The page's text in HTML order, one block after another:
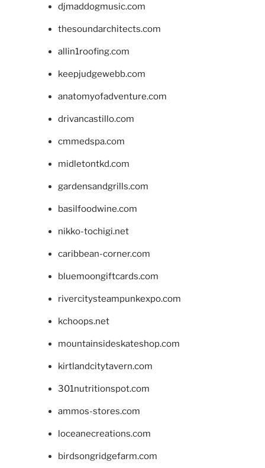
djmaddogmusic.com
thesoundarchitects.com
allin1roofing.com
keepjudgewebb.com
anatomyofadventure.com
drivancastillo.com
cmmedspa.com
midletontkd.com
gardensandgrills.com
basilfoodwine.com
nikko-tochigi.net
caribbean-corner.com
bluemoongiftcards.com
rivercitysteampunkexpo.com
kchoops.net
mountainsideskateshop.com
kirtlandcitytavern.com
301nutritionspot.com
ammos-stores.com
loceanecreations.com
birdsongridgefarm.com